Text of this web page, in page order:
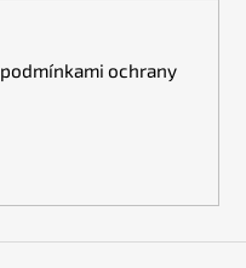
podmínkami ochrany